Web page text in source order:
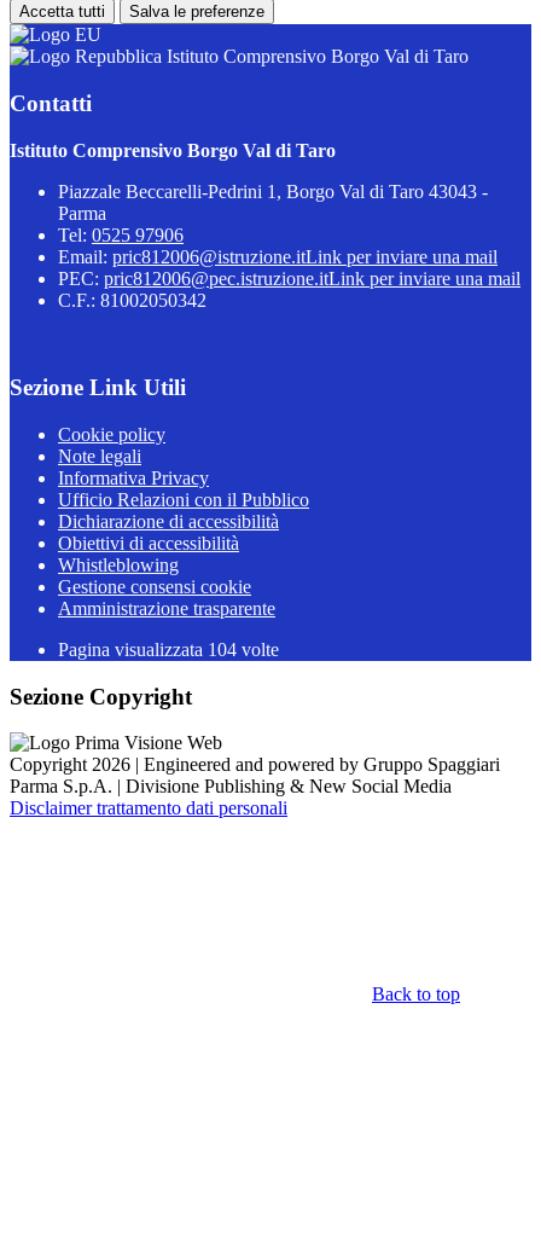
Accetta tutti Salva le preferenze
Istituto Comprensivo Borgo Val di Taro
Contatti
Istituto Comprensivo Borgo Val di Taro
Piazzale Beccarelli-Pedrini 1, Borgo Val di Taro 43043 -
Parma
Tel: 0525 97906
Email: pric812006@istruzione.itLink per inviare una mail
PEC: pric812006@pec.istruzione.itLink per inviare una mail
C.F.: 81002050342
Sezione Link Utili
Cookie policy
Note legali
Informativa Privacy
Ufficio Relazioni con il Pubblico
Dichiarazione di accessibilità
Obiettivi di accessibilità
Whistleblowing
Gestione consensi cookie
Amministrazione trasparente
Pagina visualizzata 104 volte
Sezione Copyright
Copyright 2026 | Engineered and powered by Gruppo Spaggiari
Parma S.p.A. | Divisione Publishing & New Social Media
Disclaimer trattamento dati personali
Back to top